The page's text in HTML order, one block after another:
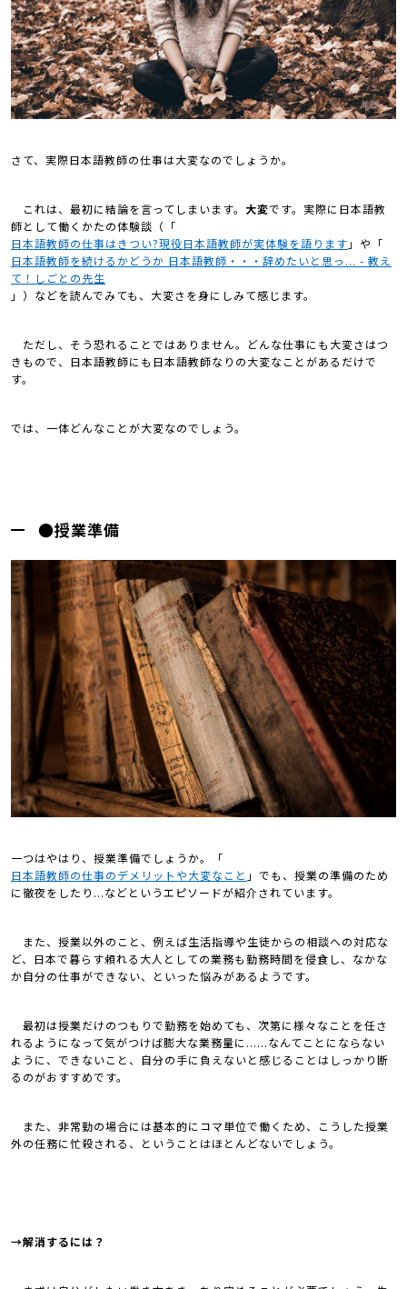
さて、実際日本語教師の仕事は大変なのでしょうか。
これは、最初に結論を言ってしまいます。 大変です。実際に日本語教
師として働くかたの体験談（「
日本語教師の仕事はきつい?現役日本語教師が実体験を語ります 」や「
日本語教師を続けるかどうか 日本語教師・・・辞めたいと思っ... - 教え
て！しごとの先生
」）などを読んでみても、大変さを身にしみて感じます。
ただし、そう恐れることではありません。どんな仕事にも大変さはつ
きもので、日本語教師にも日本語教師なりの大変なことがあるだけで
す。
では、一体どんなことが大変なのでしょう。
●授業準備
一つはやはり、授業準備でしょうか。「
日本語教師の仕事のデメリットや大変なこと 」でも、授業の準備のため
に徹夜をしたり...などというエピソードが紹介されています。
また、授業以外のこと、例えば生活指導や生徒からの相談への対応な
ど、日本で暮らす頼れる大人としての業務も勤務時間を侵食し、なかな
か自分の仕事ができない、といった悩みがあるようです。
最初は授業だけのつもりで勤務を始めても、次第に様々なことを任さ
れるようになって気がつけば膨大な業務量に......なんてことにならない
ように、できないこと、自分の手に負えないと感じることはしっかり断
るのがおすすめです。
また、非常勤の場合には基本的にコマ単位で働くため、こうした授業
外の任務に忙殺される、ということはほとんどないでしょう。
→解消するには？